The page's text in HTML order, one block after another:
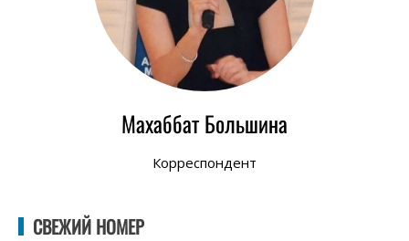
Махаббат Большина
Корреспондент
СВЕЖИЙ НОМЕР